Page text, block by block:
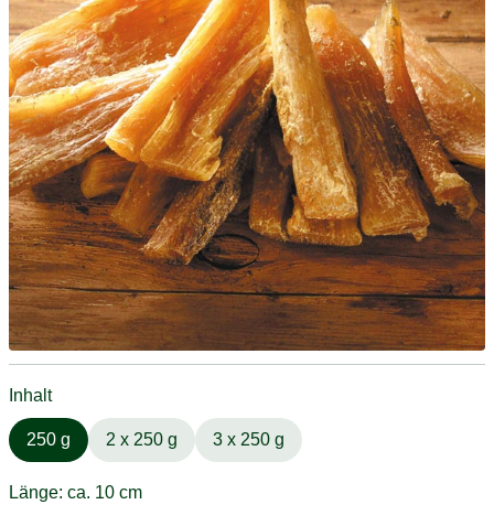
Inhalt
250 g 2 x 250 g 3 x 250 g
Länge: ca. 10 cm